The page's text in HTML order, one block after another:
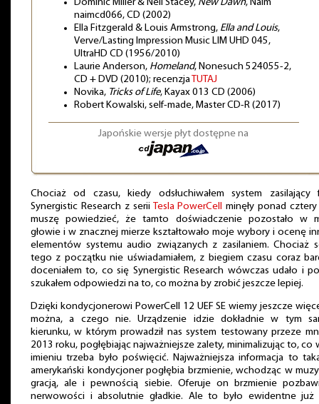
Dominic Miller & Neil Stacey, New Dawn, Naim
naimcd066, CD (2002)
Ella Fitzgerald & Louis Armstrong, Ella and Louis,
Verve/Lasting Impression Music LIM UHD 045,
UltraHD CD (1956/2010)
Laurie Anderson, Homeland, Nonesuch 524055-2,
CD + DVD (2010); recenzjaTUTAJ
Novika, Tricks of Life, Kayax 013 CD (2006)
Robert Kowalski, self-made, Master CD-R (2017)
Japońskie wersje płyt dostępne na
Chociaż od czasu, kiedy odsłuchiwałem system zasilający
Synergistic Research z serii
Tesla PowerCell
minęły ponad cztery
muszę powiedzieć, że tamto doświadczenie pozostało w
głowie i w znacznej mierze kształtowało moje wybory i ocenę
elementów systemu audio związanych z zasilaniem. Chociaż
tego z początku nie uświadamiałem, z biegiem czasu coraz
doceniałem to, co się Synergistic Research wówczas udało i
szukałem odpowiedzi na to, co można by zrobić jeszcze lepiej.
Dzięki kondycjonerowi PowerCell 12 UEF SE wiemy jeszcze
można, a czego nie. Urządzenie idzie dokładnie w tym
kierunku, w którym prowadził nas system testowany przeze
2013 roku, pogłębiając najważniejsze zalety, minimalizując to, co
imieniu trzeba było poświęcić. Najważniejsza informacja to
amerykański kondycjoner pogłębia brzmienie, wchodząc w
gracją, ale i pewnością siebie. Oferuje on brzmienie
nerwowości i absolutnie gładkie. Ale to było ewidentne już